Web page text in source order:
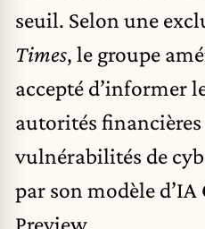
seuil. Selon une
Times, le groupe
accepté d’informer
autorités
vulnérabilités de
par son modèle
Preview.